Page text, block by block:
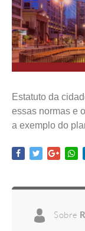
Estatuto da
essas normas e
a exemplo do
Sobre